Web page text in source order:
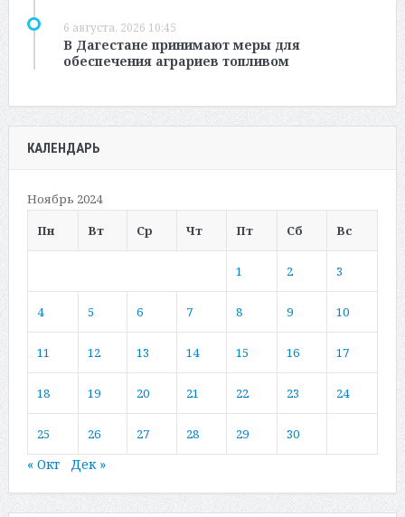
6 августа, 2026 10:45
В Дагестане принимают меры для
обеспечения аграриев топливом
КАЛЕНДАРЬ
Ноябрь 2024
Пн
Вт Ср Чт Пт Сб Вс
1 2 3
4 5 6 7 8 9 10
11 12 13 14 15 16 17
18 19 20 21 22 23 24
25 26 27 28 29 30
« Окт Дек »